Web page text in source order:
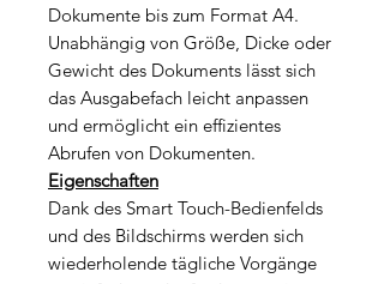
Dokumente bis zum Format A4.
Unabhängig von Größe, Dicke oder
Gewicht des Dokuments lässt sich
das Ausgabefach leicht anpassen
und ermöglicht ein effizientes
Abrufen von Dokumenten.
Eigenschaften
Dank des Smart Touch-Bedienfelds
und des Bildschirms werden sich
wiederholende tägliche Vorgänge